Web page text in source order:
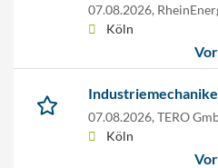
07.08.2026,
Köln
07.08.2026, TERO
Köln